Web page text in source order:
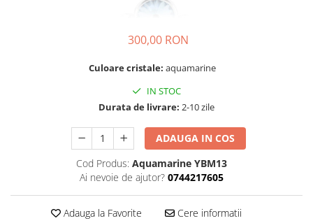
300,00 RON
Culoare cristale: aquamarine
IN STOC
Durata de livrare: 2-10 zile
ADAUGA IN COS
Cod Produs: Aquamarine YBM13
Ai nevoie de ajutor? 0744217605
Adauga la Favorite Cere informatii